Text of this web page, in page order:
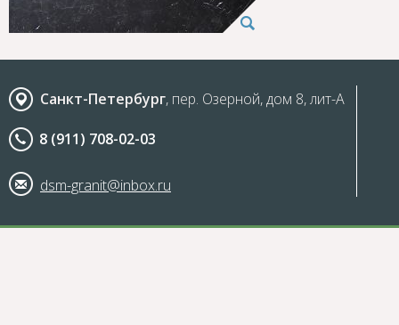
Санкт-Петербург, пер. Озерной, дом 8, лит-А
8 (911) 708-02-03
dsm-granit@inbox.ru